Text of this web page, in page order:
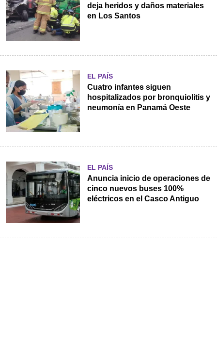
deja heridos y daños materiales
en Los Santos
EL PAÍS
Cuatro infantes siguen
hospitalizados por bronquiolitis y
neumonía en Panamá Oeste
EL PAÍS
Anuncia inicio de operaciones de
cinco nuevos buses 100%
eléctricos en el Casco Antiguo